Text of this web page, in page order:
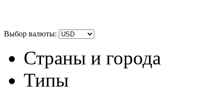
Выбор валюты:
Страны и города
Типы